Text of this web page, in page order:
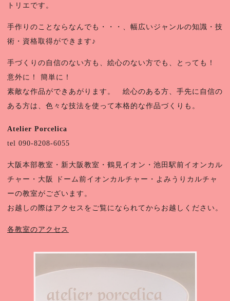
トリエです。
手作りのことならなんでも・・・、幅広いジャンルの知識・技
術・資格取得ができます♪
手づくりの自信のない方も、絵心のない方でも、とっても！
意外に！ 簡単に！
素敵な作品ができあがります。 絵心のある方、手先に自信の
ある方は、 色々な技法を使って本格的な作品づくりも。
Atelier Porcelica
tel 090-8208-6055
大阪本部教室・新大阪教室・鶴見イオン・池田駅前イオンカル
チャー・ 大阪 ドーム前イオンカルチャー・よみうりカルチャ
ーの教室がございます。
お越しの際はアクセスをご覧になられてからお越しください。
各教室のアクセス